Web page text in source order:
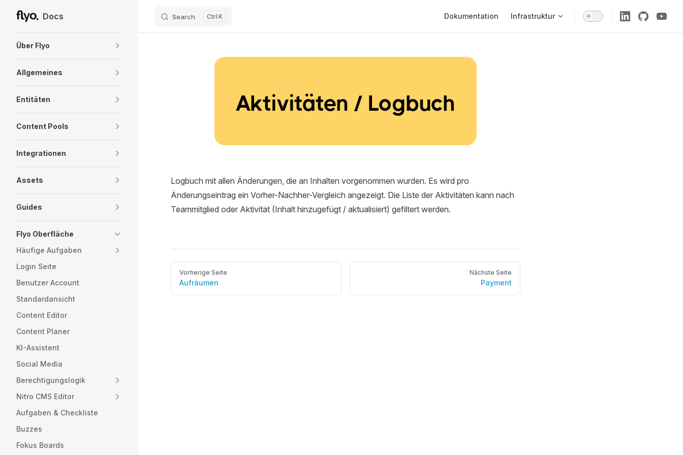
Skip to content
Docs Search K Dokumentation Infrastruktur
Sidebar Navigation
Über Flyo
Allgemeines
Entitäten
Content Pools
Integrationen
Assets
Guides
Flyo Oberfläche
Häufige Aufgaben
Login Seite
Benutzer Account
Standardansicht
Content Editor
Content Planer
KI-Assistent
Social Media
Berechtigungslogik
Nitro CMS Editor
Aufgaben & Checkliste
Buzzes
Fokus Boards
Aktivitäten / Logbuch
Logbuch mit allen Änderungen, die an Inhalten vorgenommen wurden. Es wird pro
Änderungseintrag ein Vorher-Nachher-Vergleich angezeigt. Die Liste der Aktivitäten kann nach
Teammitglied oder Aktivität (Inhalt hinzugefügt / aktualisiert) gefiltert werden.
Pager
Vorherige Seite
Aufräumen
Nächste Seite
Payment